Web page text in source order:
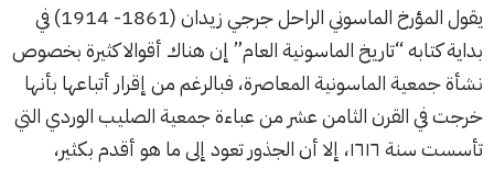
يقول المؤرخ الماسوني الراحل جرجي زيدان (1861- 1914) في
بداية كتابه “تاريخ الماسونية العام” إن هناك أقوالا كثيرة بخصوص
نشأة جمعية الماسونية المعاصرة، فبالرغم من إقرار أتباعها بأنها
خرجت في القرن الثامن عشر من عباءة جمعية الصليب الوردي التي
تأسست سنة ١٦١٦، إلا أن الجذور تعود إلى ما هو أقدم بكثير،